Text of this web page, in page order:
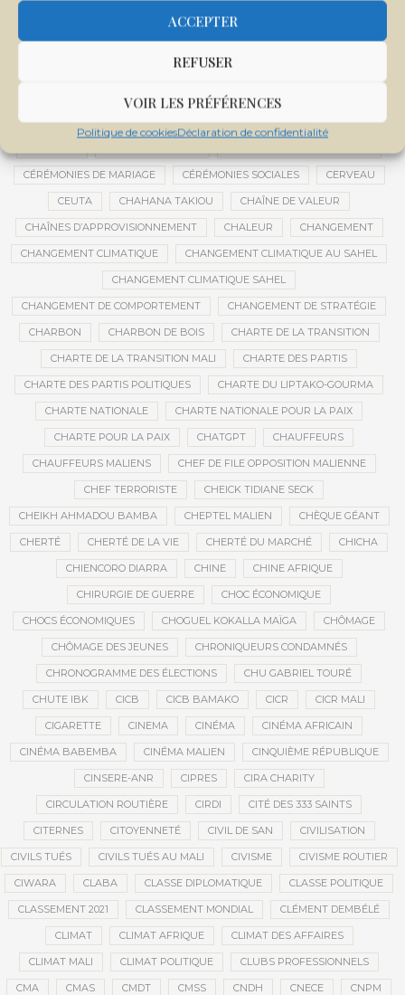
ACCEPTER
REFUSER
VOIR LES PRÉFÉRENCES
Politique de cookiesDéclaration de confidentialité
CENTRE DE SANTÉ COMMUNAUTAIRE
CENTRE INTERNATIONAL DE CONFÉRENCES DE BAMAKO
CENTRE MALI
CENTRE NATIONAL DES EXAMENS ET CONCOURS DE L’ÉDUCATION
CENTRES DE DONNÉES CERCLE DE RÉFLEXION À DISTANCE
CÉRÉMONIES DE MARIAGE CÉRÉMONIES SOCIALES CERVEAU
CEUTA CHAHANA TAKIOU CHAÎNE DE VALEUR
CHAÎNES D’APPROVISIONNEMENT CHALEUR CHANGEMENT
CHANGEMENT CLIMATIQUE CHANGEMENT CLIMATIQUE AU SAHEL
CHANGEMENT CLIMATIQUE SAHEL
CHANGEMENT DE COMPORTEMENT CHANGEMENT DE STRATÉGIE
CHARBON CHARBON DE BOIS CHARTE DE LA TRANSITION
CHARTE DE LA TRANSITION MALI CHARTE DES PARTIS
CHARTE DES PARTIS POLITIQUES CHARTE DU LIPTAKO-GOURMA
CHARTE NATIONALE CHARTE NATIONALE POUR LA PAIX
CHARTE POUR LA PAIX CHATGPT CHAUFFEURS
CHAUFFEURS MALIENS CHEF DE FILE OPPOSITION MALIENNE
CHEF TERRORISTE CHEICK TIDIANE SECK
CHEIKH AHMADOU BAMBA CHEPTEL MALIEN CHÈQUE GÉANT
CHERTÉ CHERTÉ DE LA VIE CHERTÉ DU MARCHÉ CHICHA
CHIENCORO DIARRA CHINE CHINE AFRIQUE
CHIRURGIE DE GUERRE CHOC ÉCONOMIQUE
CHOCS ÉCONOMIQUES CHOGUEL KOKALLA MAÏGA CHÔMAGE
CHÔMAGE DES JEUNES CHRONIQUEURS CONDAMNÉS
CHRONOGRAMME DES ÉLECTIONS CHU GABRIEL TOURÉ
CHUTE IBK CICB CICB BAMAKO CICR CICR MALI
CIGARETTE CINEMA CINÉMA CINÉMA AFRICAIN
CINÉMA BABEMBA CINÉMA MALIEN CINQUIÈME RÉPUBLIQUE
CINSERE-ANR CIPRES CIRA CHARITY
CIRCULATION ROUTIÈRE CIRDI CITÉ DES 333 SAINTS
CITERNES CITOYENNETÉ CIVIL DE SAN CIVILISATION
CIVILS TUÉS CIVILS TUÉS AU MALI CIVISME CIVISME ROUTIER
CIWARA CLABA CLASSE DIPLOMATIQUE CLASSE POLITIQUE
CLASSEMENT 2021 CLASSEMENT MONDIAL CLÉMENT DEMBÉLÉ
CLIMAT CLIMAT AFRIQUE CLIMAT DES AFFAIRES
CLIMAT MALI CLIMAT POLITIQUE CLUBS PROFESSIONNELS
CMA CMAS CMDT CMSS CNDH CNECE CNPM